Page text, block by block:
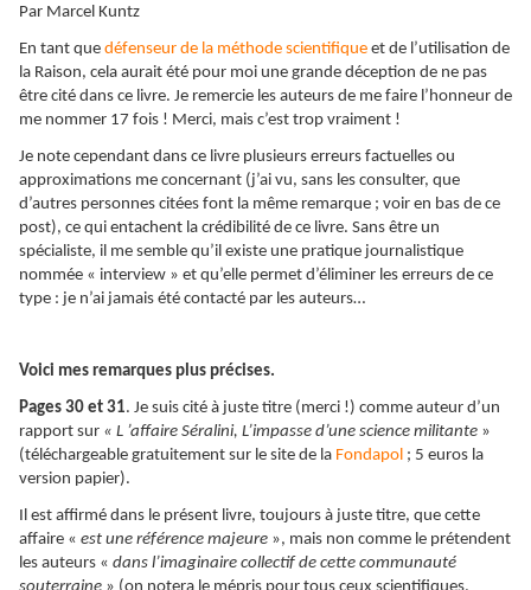
Par Marcel Kuntz
En tant que défenseur de la méthode scientifique et de l’utilisation de
la Raison, cela aurait été pour moi une grande déception de ne pas
être cité dans ce livre. Je remercie les auteurs de me faire l’honneur de
me nommer 17 fois ! Merci, mais c’est trop vraiment !
Je note cependant dans ce livre plusieurs erreurs factuelles ou
approximations me concernant (j’ai vu, sans les consulter, que
d’autres personnes citées font la même remarque ; voir en bas de ce
post), ce qui entachent la crédibilité de ce livre. Sans être un
spécialiste, il me semble qu’il existe une pratique journalistique
nommée « interview » et qu’elle permet d’éliminer les erreurs de ce
type : je n’ai jamais été contacté par les auteurs…
Voici mes remarques plus précises.
Pages 30 et 31. Je suis cité à juste titre (merci !) comme auteur d’un
rapport sur « L ’affaire Séralini, L’impasse d’une science militante »
(téléchargeable gratuitement sur le site de la Fondapol ; 5 euros la
version papier).
Il est affirmé dans le présent livre, toujours à juste titre, que cette
affaire « est une référence majeure », mais non comme le prétendent
les auteurs « dans l’imaginaire collectif de cette communauté